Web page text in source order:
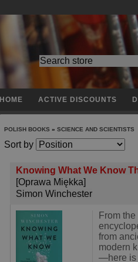
HOME ACTIVE DISCOUNTS
POLISH BOOKS » SCIENCE AND SCIENTISTS
Sort by
Knowing What We Know
[Oprawa Miękka]
Simon Winchester
From
from
modern
—here is